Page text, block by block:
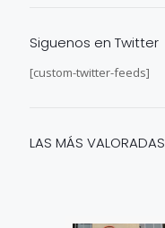
Siguenos en Twitter
[custom-twitter-feeds]
LAS MÁS VALORADAS